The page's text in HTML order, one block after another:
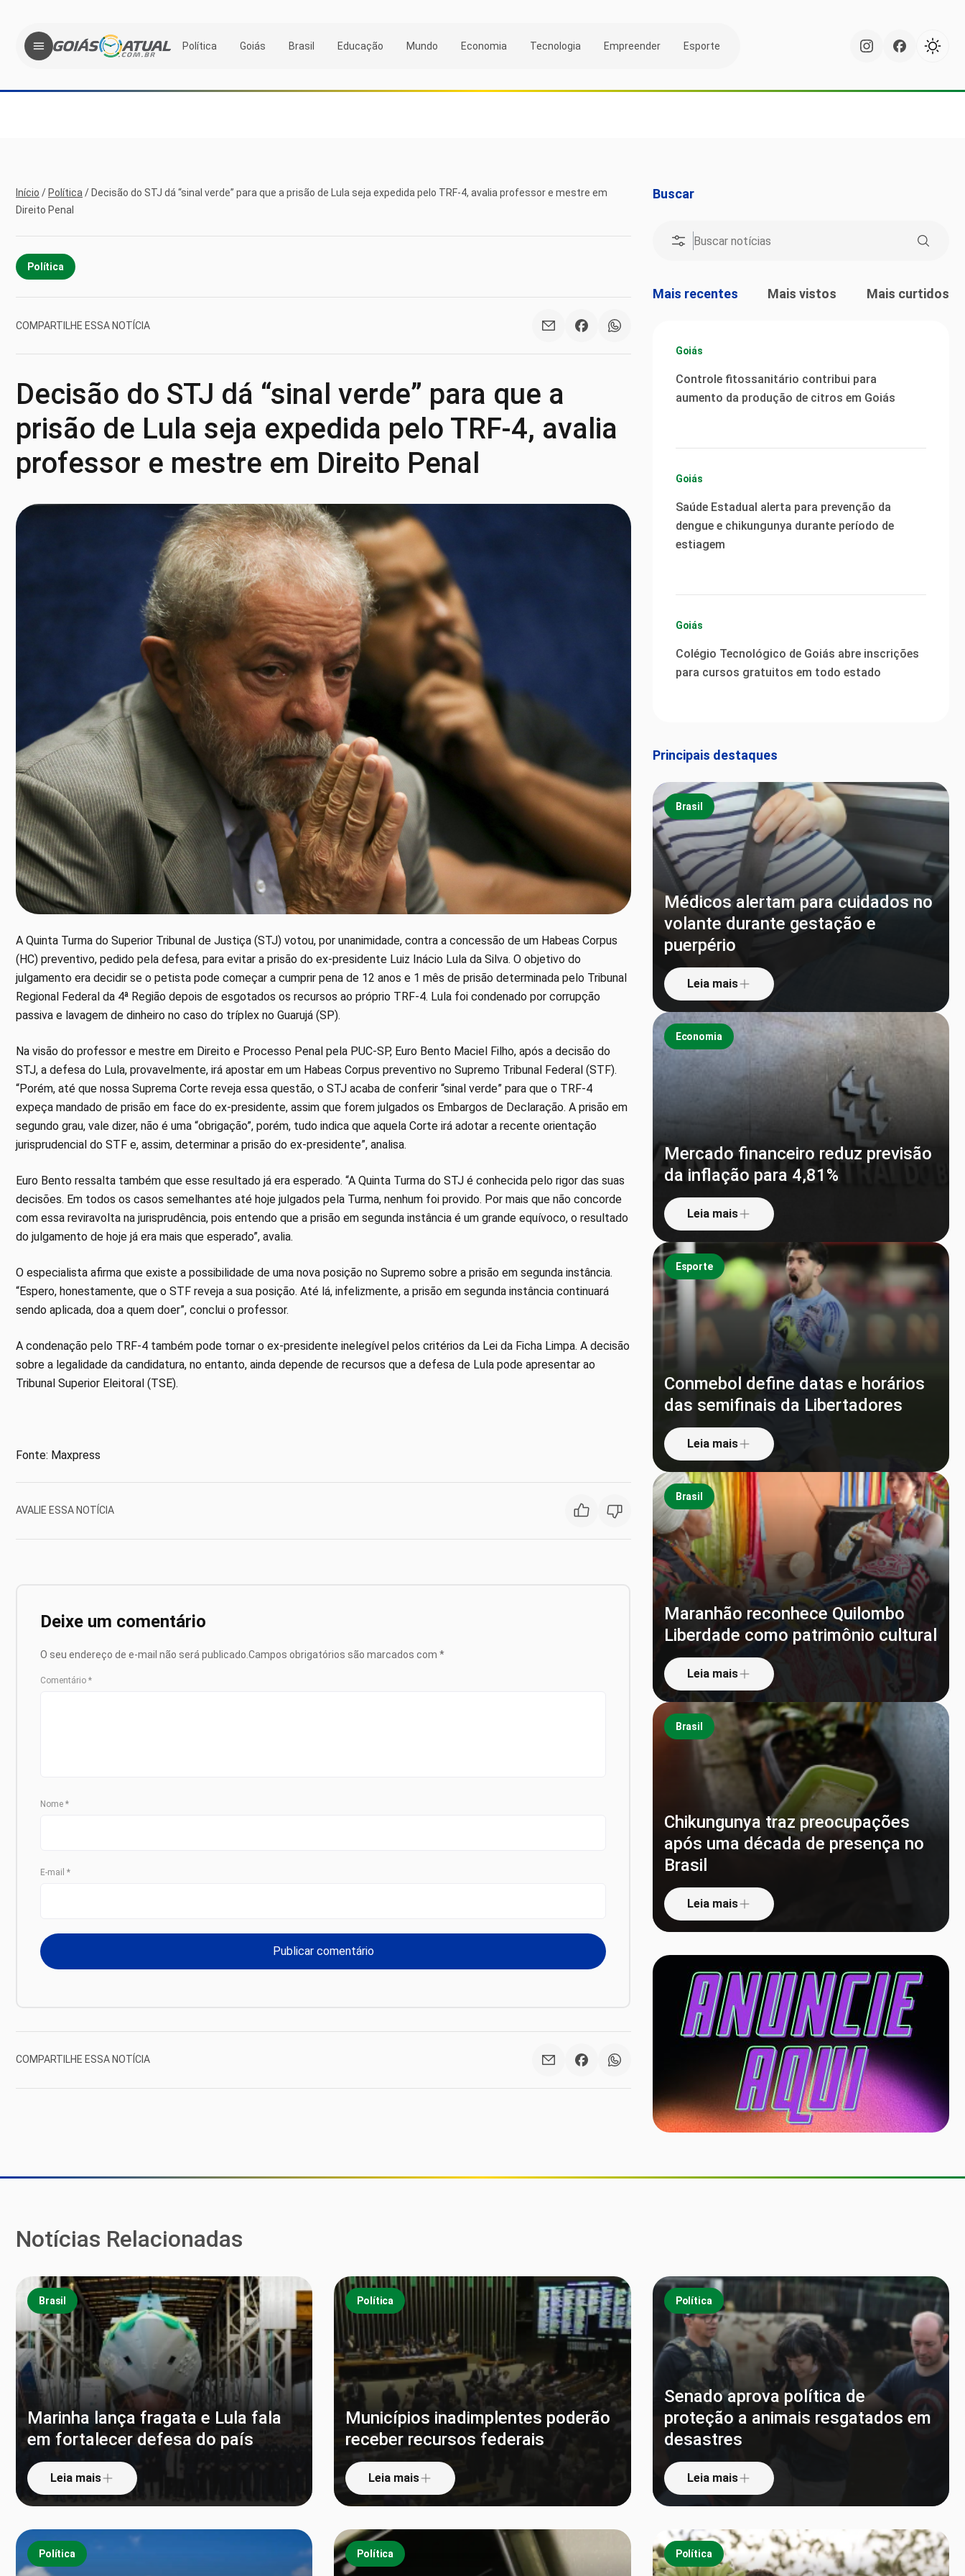
Política Goiás Brasil Educação Mundo Economia Tecnologia Empreender Esporte
Início / Política / Decisão do STJ dá “sinal verde” para que a prisão de Lula seja expedida pelo TRF-4, avalia professor e mestre em
Direito Penal
Política
COMPARTILHE ESSA NOTÍCIA
Decisão do STJ dá “sinal verde” para que a
prisão de Lula seja expedida pelo TRF-4, avalia
professor e mestre em Direito Penal
A Quinta Turma do Superior Tribunal de Justiça (STJ) votou, por unanimidade, contra a concessão de um Habeas Corpus
(HC) preventivo, pedido pela defesa, para evitar a prisão do ex-presidente Luiz Inácio Lula da Silva. O objetivo do
julgamento era decidir se o petista pode começar a cumprir pena de 12 anos e 1 mês de prisão determinada pelo Tribunal
Regional Federal da 4ª Região depois de esgotados os recursos ao próprio TRF-4. Lula foi condenado por corrupção
passiva e lavagem de dinheiro no caso do tríplex no Guarujá (SP).
Na visão do professor e mestre em Direito e Processo Penal pela PUC-SP, Euro Bento Maciel Filho, após a decisão do
STJ, a defesa do Lula, provavelmente, irá apostar em um Habeas Corpus preventivo no Supremo Tribunal Federal (STF).
“Porém, até que nossa Suprema Corte reveja essa questão, o STJ acaba de conferir “sinal verde” para que o TRF-4
expeça mandado de prisão em face do ex-presidente, assim que forem julgados os Embargos de Declaração. A prisão em
segundo grau, vale dizer, não é uma “obrigação”, porém, tudo indica que aquela Corte irá adotar a recente orientação
jurisprudencial do STF e, assim, determinar a prisão do ex-presidente”, analisa.
Euro Bento ressalta também que esse resultado já era esperado. “A Quinta Turma do STJ é conhecida pelo rigor das suas
decisões. Em todos os casos semelhantes até hoje julgados pela Turma, nenhum foi provido. Por mais que não concorde
com essa reviravolta na jurisprudência, pois entendo que a prisão em segunda instância é um grande equívoco, o resultado
do julgamento de hoje já era mais que esperado”, avalia.
O especialista afirma que existe a possibilidade de uma nova posição no Supremo sobre a prisão em segunda instância.
“Espero, honestamente, que o STF reveja a sua posição. Até lá, infelizmente, a prisão em segunda instância continuará
sendo aplicada, doa a quem doer”, conclui o professor.
A condenação pelo TRF-4 também pode tornar o ex-presidente inelegível pelos critérios da Lei da Ficha Limpa. A decisão
sobre a legalidade da candidatura, no entanto, ainda depende de recursos que a defesa de Lula pode apresentar ao
Tribunal Superior Eleitoral (TSE).
Fonte: Maxpress
AVALIE ESSA NOTÍCIA
Deixe um comentário
O seu endereço de e-mail não será publicado. Campos obrigatórios são marcados com *
Comentário *
Nome *
E-mail *
COMPARTILHE ESSA NOTÍCIA
Buscar
Mais recentes Mais vistos Mais curtidos
Goiás
Controle fitossanitário contribui para
aumento da produção de citros em Goiás
Goiás
Saúde Estadual alerta para prevenção da
dengue e chikungunya durante período de
estiagem
Goiás
Colégio Tecnológico de Goiás abre inscrições
para cursos gratuitos em todo estado
Principais destaques
Brasil
Médicos alertam para cuidados no
volante durante gestação e
puerpério
Leia mais
Economia
Mercado financeiro reduz previsão
da inflação para 4,81%
Leia mais
Esporte
Conmebol define datas e horários
das semifinais da Libertadores
Leia mais
Brasil
Maranhão reconhece Quilombo
Liberdade como patrimônio cultural
Leia mais
Brasil
Chikungunya traz preocupações
após uma década de presença no
Brasil
Leia mais
Notícias Relacionadas
Brasil
Marinha lança fragata e Lula fala
em fortalecer defesa do país
Leia mais
Política
Municípios inadimplentes poderão
receber recursos federais
Leia mais
Política
Senado aprova política de
proteção a animais resgatados em
desastres
Leia mais
Política Política Política